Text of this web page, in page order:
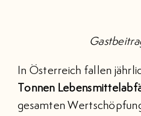
KONTAKT
In Österreich fallen
Tonnen
gesamten